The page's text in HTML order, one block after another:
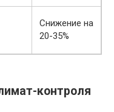
Снижение на
20-35%
контроля